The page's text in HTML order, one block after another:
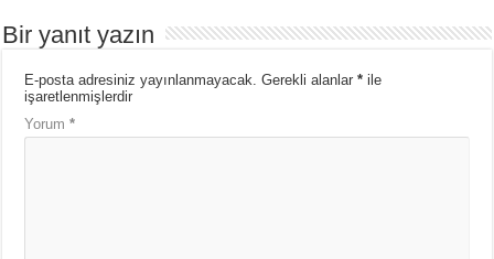
Bir yanıt yazın
E-posta adresiniz yayınlanmayacak. Gerekli alanlar* ile
işaretlenmişlerdir
Yorum*